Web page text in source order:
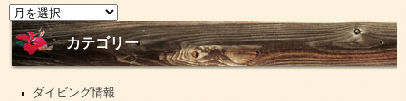
ニ
ュ
ー
カテゴリー
ダイビング情報